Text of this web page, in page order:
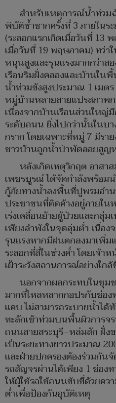
สำหรับเหตุการณ์น้ำท่ว
พิบัติซ้ำซากครั้งที่ 3 ภายในร
(ระลอกแรกเกิดเมื่อวันที่ 13
เมื่อวันที่ 19 พฤษภาคม) ทว่
หนุนสูงและรุนแรงมากกว่าส
เรือนริมฝั่งคลองและบ้านใน
น้ำท่วมขังสูงประมาณ 1 เม
หมู่บ้านหลายสายแปรสภาพ
เนื่องจากบ้านเรือนส่วนให
ระดับถนน ยิ่งไปกว่านั้นในบ
กราก โดยเฉพาะที่หมู่ 7 มีรา
ชาวบ้านถูกน้ำป่าพัดลอยสูญ
หลังเกิดเหตุวิกฤต อาสา
เพชรบูรณ์ ได้จัดกำลังพร้อม
กู้ภัยทางน้ำลงพื้นที่ปูพรมอำ
ประชาชนที่ติดค้างอยู่ภายใน
เร่งเคลื่อนย้ายผู้ป่วยและกลุ่ม
เพียงลำพังในจุดลุ่มต่ำ เนื่อง
รุนแรงหากมีฝนตกลงมาเพิ่
ระลอกที่สี่ในช่วงค่ำ โดยเจ้า
เฝ้าระวังสถานการณ์อย่างใก
นอกจากผลกระทบในชุ
มากที่ไหลหลากกอปรกับช่อง
แคบ ไม่สามารถระบายน้ำได้
ทะลักเข้าท่วมบนพื้นผิวการจ
ถนนสายสระบุรี–หล่มสัก ฝั่ง
เป็นระยะทางยาวประมาณ
และฝ่ายปกครองต้องร่วมกัน
รถสัญจรผ่านได้เพียง 1 ช่อ
ให้ผู้ใช้รถใช้ถนนขับขี่ด้วยควา
ต่ำเพื่อป้องกันอุบัติเหตุ